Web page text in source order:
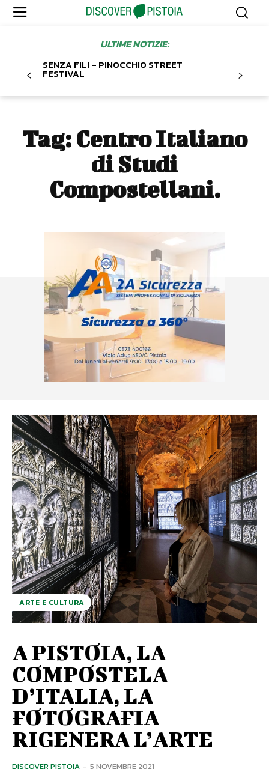
ULTIME NOTIZIE:
SENZA FILI – PINOCCHIO STREET
FESTIVAL
Tag: Centro Italiano
di Studi
Compostellani.
ARTE E CULTURA
A PISTOIA, LA
COMPOSTELA
D’ITALIA, LA
FOTOGRAFIA
RIGENERA L’ARTE
DISCOVER PISTOIA - 5 NOVEMBRE 2021